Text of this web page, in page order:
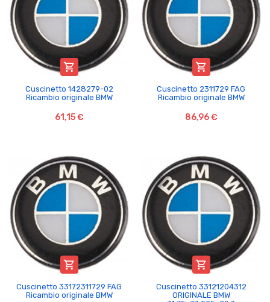

Cuscinetto 1428279-02
Ricambio originale BMW
61,15 €

Cuscinetto 2311729 FAG
Ricambio originale BMW
86,96 €

Cuscinetto 33172311729 FAG
Ricambio originale BMW

Cuscinetto 33121204312
ORIGINALE BMW